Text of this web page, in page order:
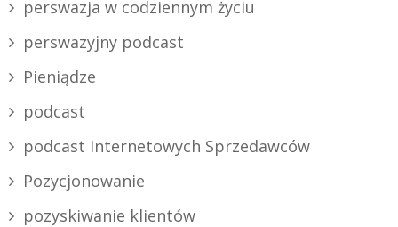
perswazja w codziennym życiu
perswazyjny podcast
Pieniądze
podcast
podcast Internetowych Sprzedawców
Pozycjonowanie
pozyskiwanie klientów